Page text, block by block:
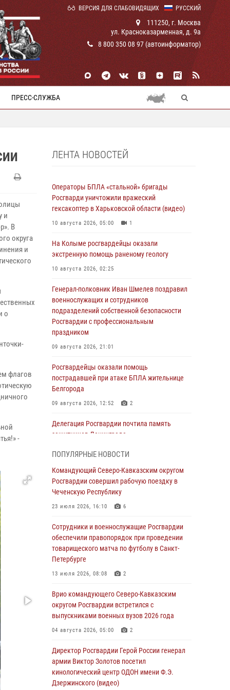
РУССКИЙ
ВЕРСИЯ ДЛЯ СЛАБОВИДЯЩИХ
111250, г. Москва
ул. Красноказарменная, д. 9а
8 800 350 08 97 (автоинформатор)
ПРЕСС-СЛУЖБА
и
В
округа
и
о
флагов
-
ЛЕНТА НОВОСТЕЙ
Операторы БПЛА «стальной» бригады
Росгварди уничтожили вражеский
гексакоптер в Харьковской области (видео)
10 августа 2026, 05:00 1
На Колыме росгвардейцы оказали
экстренную помощь раненому геологу
10 августа 2026, 02:25
Генерал-полковник Иван Шмелев поздравил
военнослужащих и сотрудников
подразделений собственной безопасности
Росгвардии с профессиональным
праздником
09 августа 2026, 21:01
Росгвардейцы оказали помощь
пострадавшей при атаке БПЛА жительнице
Белгорода
09 августа 2026, 12:52 2
Делегация Росгвардии почтила память
защитников Ленинграда
«Я расскажу вам о Герое»: подвиг Героя
России Сергея Перца (видео)
09 августа 2026, 11:00
детям и помогли нуждающимся гражданам
09 августа 2026, 09:00
В Чеченской Республике пожарные расчеты
Росгвардии и МЧС отработали
09 августа 2026, 08:00 2
В Центральных регионах России
продолжается ведомственная акция
09 августа 2026, 08:00 8
В Кузбассе росгвардейцы помогли вернуть
горожанке пропавшую мать
ПОПУЛЯРНЫЕ НОВОСТИ
Командующий Северо-Кавказским округом
Росгвардии совершил рабочую поездку в
Чеченскую Республику
23 июля 2026, 16:10 6
Сотрудники и военнослужащие Росгвардии
обеспечили правопорядок при проведении
товарищеского матча по футболу в Санкт-
Петербурге
13 июля 2026, 08:08 2
Врио командующего Северо-Кавказским
округом Росгвардии встретился с
выпускниками военных вузов 2026 года
04 августа 2026, 05:00 2
Директор Росгвардии Герой России генерал
армии Виктор Золотов посетил
кинологический центр ОДОН имени Ф.Э.
Дзержинского (видео)